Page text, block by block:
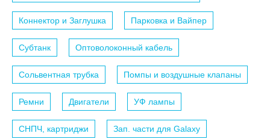
Коннектор и Заглушка Парковка и Вайпер
Субтанк Оптоволоконный кабель
Сольвентная трубка Помпы и воздушные клапаны
Ремни Двигатели УФ лампы
СНПЧ, картриджи Зап. части для Galaxy